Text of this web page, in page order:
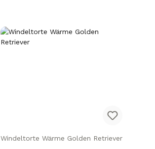
Windeltorte Wärme Golden Retriever